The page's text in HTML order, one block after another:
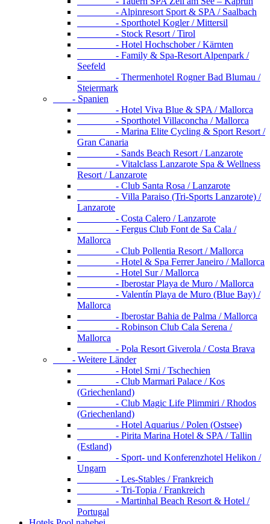
- Alpinresort Sport & SPA / Saalbach
- Sporthotel Kogler / Mittersil
- Stock Resort / Tirol
- Hotel Hochschober / Kärnten
- Family & Spa-Resort Alpenpark /
Seefeld
- Thermenhotel Rogner Bad Blumau /
Steiermark
- Spanien
- Hotel Viva Blue & SPA / Mallorca
- Sporthotel Villaconcha / Mallorca
- Marina Elite Cycling & Sport Resort /
Gran Canaria
- Sands Beach Resort / Lanzarote
- Vitalclass Lanzarote Spa & Wellness
Resort / Lanzarote
- Club Santa Rosa / Lanzarote
- Villa Paraiso (Tri-Sports Lanzarote) /
Lanzarote
- Costa Calero / Lanzarote
- Fergus Club Font de Sa Cala /
Mallorca
- Club Pollentia Resort / Mallorca
- Hotel & Spa Ferrer Janeiro / Mallorca
- Hotel Sur / Mallorca
- Iberostar Playa de Muro / Mallorca
- Valentín Playa de Muro (Blue Bay) /
Mallorca
- Iberostar Bahia de Palma / Mallorca
- Robinson Club Cala Serena /
Mallorca
- Pola Resort Giverola / Costa Brava
- Weitere Länder
- Hotel Srni / Tschechien
- Club Marmari Palace / Kos
(Griechenland)
- Club Magic Life Plimmiri / Rhodos
(Griechenland)
- Hotel Aquarius / Polen (Ostsee)
- Pirita Marina Hotel & SPA / Tallin
(Estland)
- Sport- und Konferenzhotel Helikon /
Ungarn
- Les-Stables / Frankreich
- Tri-Topia / Frankreich
- Martinhal Beach Resort & Hotel /
Portugal